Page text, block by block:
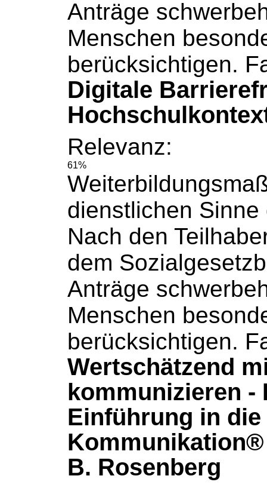
Anträge
Menschen
berücksichtigen.
Digitale
Relevanz:
61%
dienstlichen
Nach den
dem
Anträge
Menschen
berücksichtigen.
Wertschätzend
kommunizieren -
Einführung in
B. Rosenberg